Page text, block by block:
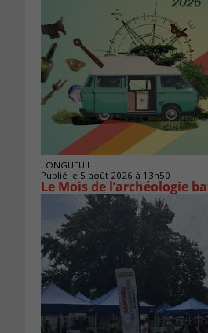
LONGUEUIL
Publié le 5 août 2026 à 13h50
Le Mois de l’archéologie